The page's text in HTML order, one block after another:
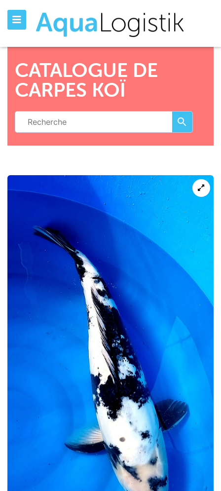
CATALOGUE DE
CARPES KOÏ